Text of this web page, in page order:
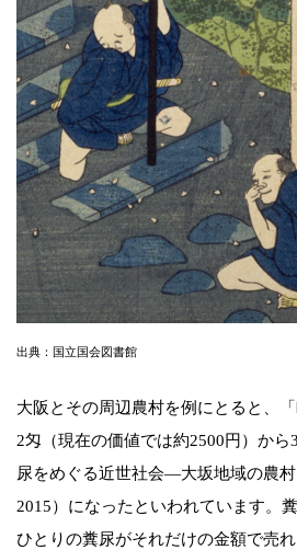
出典：国立国会図書館
大阪とその周辺農村を例にとると、
2匁（現在の価値では約2500円）から
尿をめぐる近世社会―大坂地域の農村
2015）になったといわれています。
ひとりの糞尿がそれだけの金額で売